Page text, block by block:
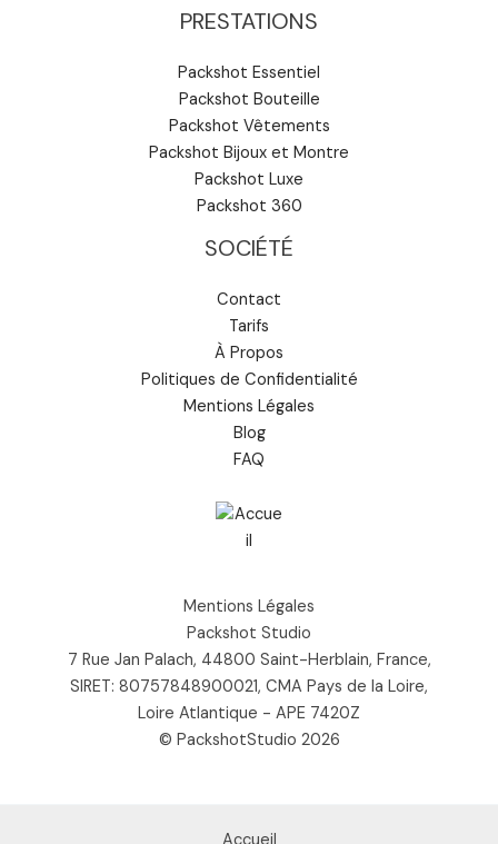
PRESTATIONS
Packshot Essentiel
Packshot Bouteille
Packshot Vêtements
Packshot Bijoux et Montre
Packshot Luxe
Packshot 360
SOCIÉTÉ
Contact
Tarifs
À Propos
Politiques de Confidentialité
Mentions Légales
Blog
FAQ
Mentions Légales
Packshot Studio
7 Rue Jan Palach, 44800 Saint-Herblain, France,
SIRET: 80757848900021, CMA Pays de la Loire,
Loire Atlantique - APE 7420Z
© PackshotStudio 2026